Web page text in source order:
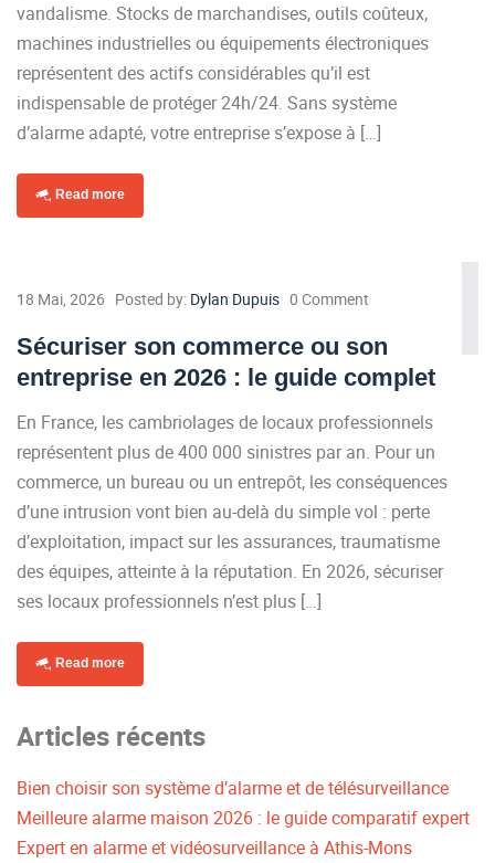
vandalisme. Stocks de marchandises, outils coûteux,
machines industrielles ou équipements électroniques
représentent des actifs considérables qu’il est
indispensable de protéger 24h/24. Sans système
d’alarme adapté, votre entreprise s’expose à […]
Read more
18 Mai, 2026 Posted by: Dylan Dupuis 0 Comment
Sécuriser son commerce ou son
entreprise en 2026 : le guide complet
En France, les cambriolages de locaux professionnels
représentent plus de 400 000 sinistres par an. Pour un
commerce, un bureau ou un entrepôt, les conséquences
d’une intrusion vont bien au-delà du simple vol : perte
d’exploitation, impact sur les assurances, traumatisme
des équipes, atteinte à la réputation. En 2026, sécuriser
ses locaux professionnels n’est plus […]
Read more
Articles récents
Bien choisir son système d’alarme et de télésurveillance
Meilleure alarme maison 2026 : le guide comparatif expert
Expert en alarme et vidéosurveillance à Athis-Mons